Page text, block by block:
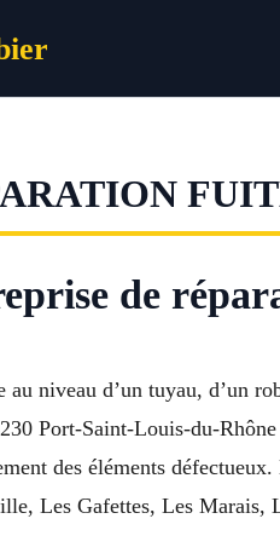
de
au niveau d’un tuyau, d’un
Port-Saint-Louis-du-
des éléments
Les Gafettes, Les Marais,